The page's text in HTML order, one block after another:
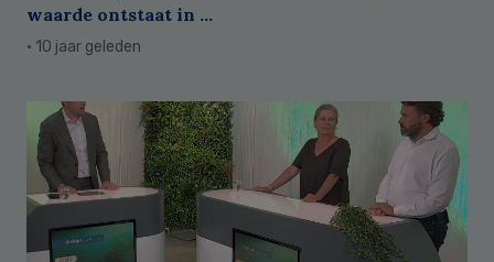
waarde ontstaat in ...
· 10 jaar geleden